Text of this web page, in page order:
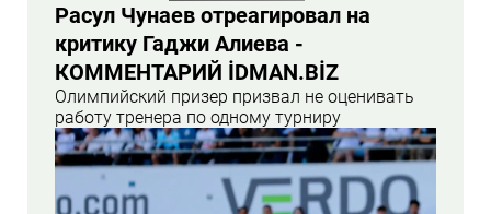
Расул Чунаев отреагировал на
критику Гаджи Алиева -
КОММЕНТАРИЙ İDMAN.BİZ
Олимпийский призер призвал не оценивать
работу тренера по одному турниру